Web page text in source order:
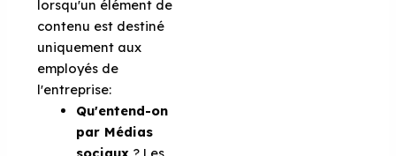
lorsqu'un élément de
contenu est destiné
uniquement aux
employés de
l'entreprise:
Qu'entend-on
par Médias